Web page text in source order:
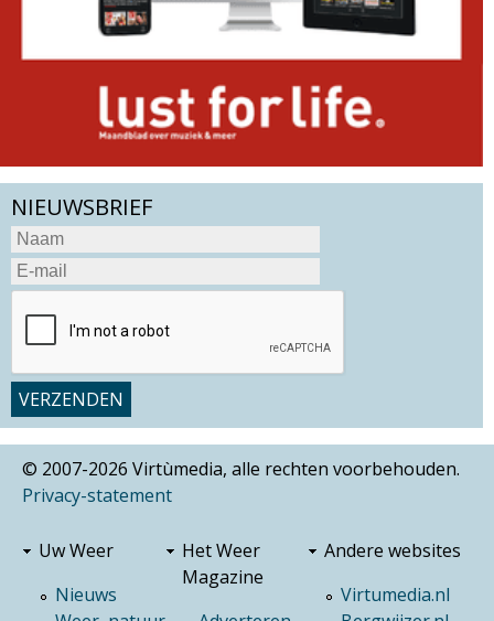
NIEUWSBRIEF
© 2007-2026 Virtùmedia, alle rechten voorbehouden.
Privacy-statement
Uw Weer
Nieuws
Het Weer
Magazine
Andere websites
Virtumedia.nl